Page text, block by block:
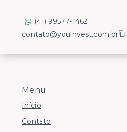
Menu
Início
Contato
(41) 99577-1462
contato@youinvest.com.br